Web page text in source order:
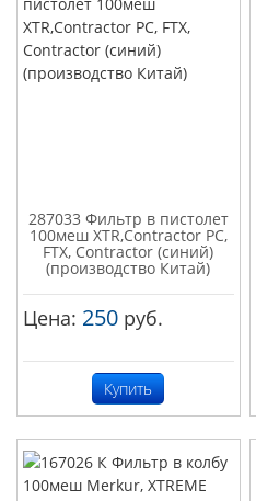
287033 Фильтр в пистолет
100меш XTR,Contractor PC,
FTX, Contractor (синий)
(производство Китай)
Цена: 250 руб.
Купить